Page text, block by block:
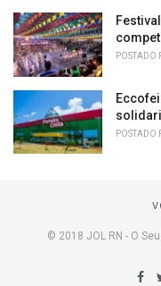
POSTADO
POSTADO
© 2018 JOL RN - O